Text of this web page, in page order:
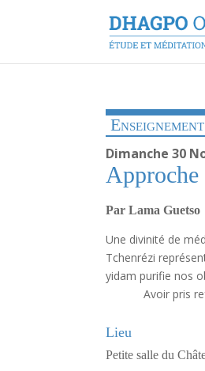
Enseignement
Dimanche 30
Approche
Par Lama Guetso
Une divinité de
Tchenrézi
yidam
Avoir pris
Lieu
Petite salle du